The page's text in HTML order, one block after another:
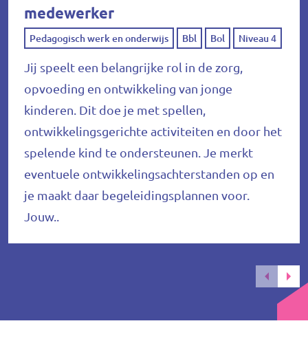
medewerker
Pedagogisch werk en onderwijs Bbl Bol Niveau 4
Jij speelt een belangrijke rol in de zorg,
opvoeding en ontwikkeling van jonge
kinderen. Dit doe je met spellen,
ontwikkelingsgerichte activiteiten en door het
spelende kind te ondersteunen. Je merkt
eventuele ontwikkelingsachterstanden op en
je maakt daar begeleidingsplannen voor.
Jouw..